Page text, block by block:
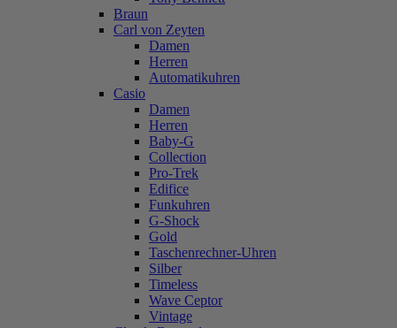
Braun
Carl von Zeyten
Damen
Herren
Automatikuhren
Casio
Damen
Herren
Baby-G
Collection
Pro-Trek
Edifice
Funkuhren
G-Shock
Gold
Taschenrechner-Uhren
Silber
Timeless
Wave Ceptor
Vintage